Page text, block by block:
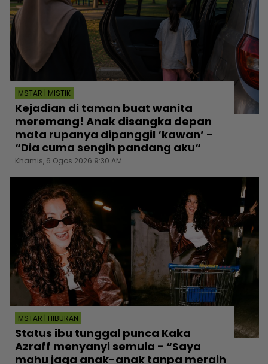
MSTAR | MISTIK
Kejadian di taman buat wanita
meremang! Anak disangka depan
mata rupanya dipanggil ‘kawan’ -
“Dia cuma sengih pandang aku“
Khamis, 6 Ogos 2026 9:30 AM
MSTAR | HIBURAN
Status ibu tunggal punca Kaka
Azraff menyanyi semula - “Saya
mahu jaga anak-anak tanpa meraih